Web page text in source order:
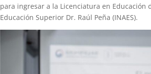
para ingresar a la Licenciatura en Educación
Educación Superior Dr. Raúl Peña (INAES).